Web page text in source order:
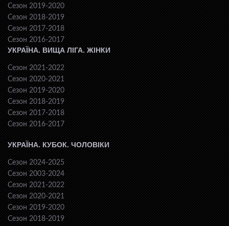
Сезон 2019-2020
Сезон 2018-2019
Сезон 2017-2018
Сезон 2016-2017
УКРАЇНА. ВИЩА ЛІГА. ЖІНКИ
Сезон 2021-2022
Сезон 2020-2021
Сезон 2019-2020
Сезон 2018-2019
Сезон 2017-2018
Сезон 2016-2017
УКРАЇНА. КУБОК. ЧОЛОВІКИ
Сезон 2024-2025
Сезон 2003-2024
Сезон 2021-2022
Сезон 2020-2021
Сезон 2019-2020
Сезон 2018-2019